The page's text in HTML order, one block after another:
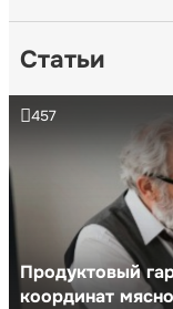
Статьи
Продуктовый
координат
457